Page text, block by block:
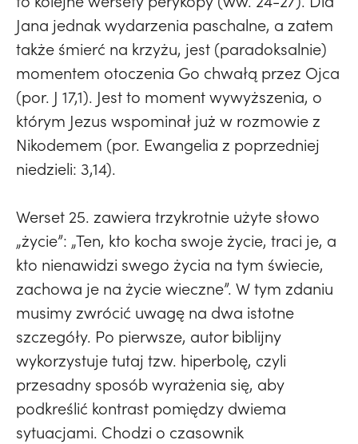
Jana jednak wydarzenia paschalne, a zatem
także śmierć na krzyżu, jest (paradoksalnie)
momentem otoczenia Go chwałą przez Ojca
(por. J 17,1). Jest to moment wywyższenia, o
którym Jezus wspominał już w rozmowie z
Nikodemem (por. Ewangelia z poprzedniej
niedzieli: 3,14).
Werset 25. zawiera trzykrotnie użyte słowo
„życie”: „Ten, kto kocha swoje życie, traci je, a
kto nienawidzi swego życia na tym świecie,
zachowa je na życie wieczne”. W tym zdaniu
musimy zwrócić uwagę na dwa istotne
szczegóły. Po pierwsze, autor biblijny
wykorzystuje tutaj tzw. hiperbolę, czyli
przesadny sposób wyrażenia się, aby
podkreślić kontrast pomiędzy dwiema
sytuacjami. Chodzi o czasownik